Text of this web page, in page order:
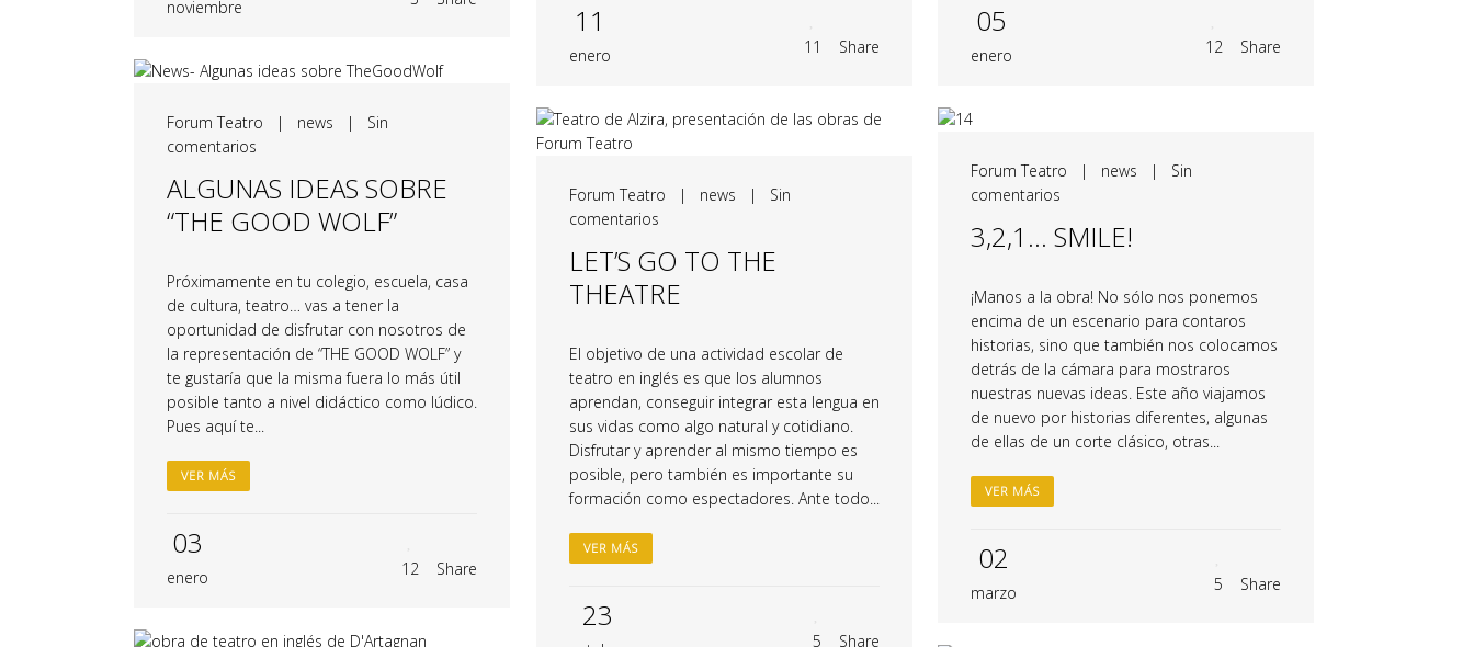
noviembre 11
enero 11 Share
05
enero 12 Share
Forum Teatro | news | Sin
comentarios
ALGUNAS IDEAS SOBRE
“THE GOOD WOLF”
Próximamente en tu colegio, escuela, casa
de cultura, teatro… vas a tener la
oportunidad de disfrutar con nosotros de
la representación de “THE GOOD WOLF” y
te gustaría que la misma fuera lo más útil
posible tanto a nivel didáctico como lúdico.
Pues aquí te...
VER MÁS
03
enero 12 Share
Forum Teatro | news | Sin
comentarios
LET’S GO TO THE
THEATRE
El objetivo de una actividad escolar de
teatro en inglés es que los alumnos
aprendan, conseguir integrar esta lengua en
sus vidas como algo natural y cotidiano.
Disfrutar y aprender al mismo tiempo es
posible, pero también es importante su
formación como espectadores. Ante todo...
VER MÁS
23
5 Share
Forum Teatro | news | Sin
comentarios
3,2,1… SMILE!
¡Manos a la obra! No sólo nos ponemos
encima de un escenario para contaros
historias, sino que también nos colocamos
detrás de la cámara para mostraros
nuestras nuevas ideas. Este año viajamos
de nuevo por historias diferentes, algunas
de ellas de un corte clásico, otras...
VER MÁS
02
marzo 5 Share